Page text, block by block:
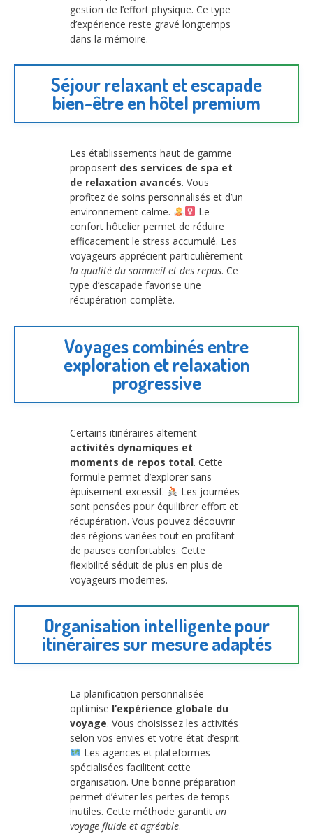
gestion de l’effort physique. Ce type
d’expérience reste gravé longtemps
dans la mémoire.
Séjour relaxant et escapade
bien-être en hôtel premium
Les établissements haut de gamme
proposent des services de spa et
de relaxation avancés. Vous
profitez de soins personnalisés et d’un
environnement calme.
Le
confort hôtelier permet de réduire
efficacement le stress accumulé. Les
voyageurs apprécient particulièrement
la qualité du sommeil et des repas. Ce
type d’escapade favorise une
récupération complète.
Voyages combinés entre
exploration et relaxation
progressive
Certains itinéraires alternent
activités dynamiques et
moments de repos total. Cette
formule permet d’explorer sans
épuisement excessif.
Les journées
sont pensées pour équilibrer effort et
récupération. Vous pouvez découvrir
des régions variées tout en profitant
de pauses confortables. Cette
flexibilité séduit de plus en plus de
voyageurs modernes.
Organisation intelligente pour
itinéraires sur mesure adaptés
La planification personnalisée
optimise l’expérience globale du
voyage. Vous choisissez les activités
selon vos envies et votre état d’esprit.
Les agences et plateformes
spécialisées facilitent cette
organisation. Une bonne préparation
permet d’éviter les pertes de temps
inutiles. Cette méthode garantit un
voyage fluide et agréable.